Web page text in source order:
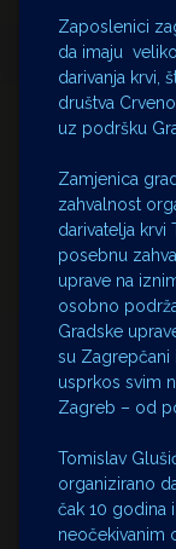
Zaposlenici
da imaju
darivanja krvi,
društva
uz podršku
Zamjenica
zahvalnost
darivatelja krvi
posebnu
uprave na
osobno
Gradske
su Zagrepčani
usprkos svim
Zagreb – od
Tomislav
organizirano
čak 10 godina
neočekivanim